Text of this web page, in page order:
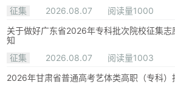
征集 2026.08.07
阅读量1000
关于做好广东省2026年专科批次院校征集志
知
征集
2026.08.07
阅读量1003
2026年甘肃省普通高考艺体类高职（专科）